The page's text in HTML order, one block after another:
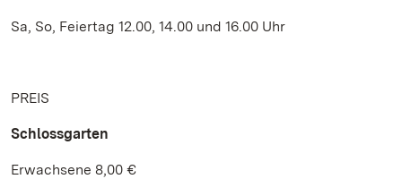
Sa, So, Feiertag 12.00, 14.00 und 16.00 Uhr
PREIS
Schlossgarten
Erwachsene 8,00 €